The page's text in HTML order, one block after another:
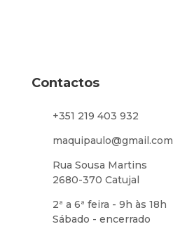
Contactos
+351 219 403 932
maquipaulo@gmail.com
Rua Sousa Martins
2680-370 Catujal
2ª a 6ª feira - 9h às 18h
Sábado - encerrado